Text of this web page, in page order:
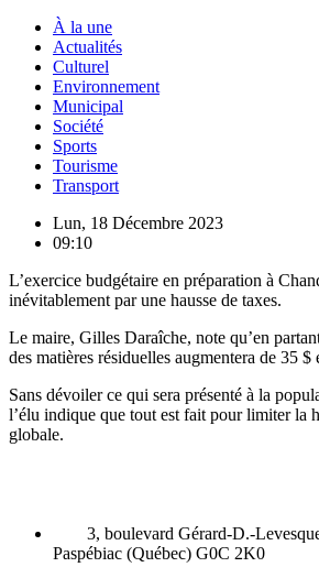
À la une
Actualités
Culturel
Environnement
Municipal
Société
Sports
Tourisme
Transport
Lun, 18 Décembre 2023
09:10
L’exercice budgétaire en préparation à
inévitablement par une hausse de taxes.
Le maire, Gilles Daraîche, note qu’en
des matières résiduelles augmentera de 35 $
Sans dévoiler ce qui sera présenté à la
l’élu indique que tout est fait pour limiter la
globale.
3, boulevard Gérard-D.-
Paspébiac (Québec) G0C 2K0